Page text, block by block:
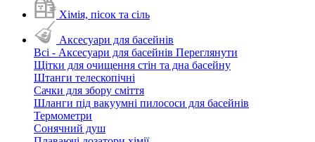
Хімія, пісок та сіль
Аксесуари для басейнів
Всі - Аксесуари для басейнів Переглянути
Щітки для очищення стін та дна басейну
Штанги телескопічні
Сачки для збору сміття
Шланги під вакуумні пилососи для басейнів
Термометри
Сонячний душ